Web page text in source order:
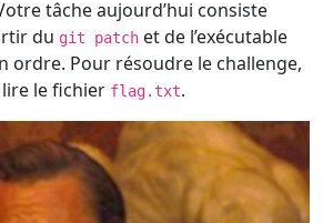
tâche aujourd’hui consiste
du git patch et de l’exécutable
ordre. Pour résoudre le challenge,
le fichier flag.txt.